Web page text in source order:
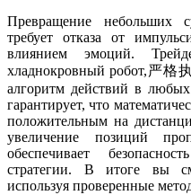
Превращение небольших
требует отказа от
влиянием эмоций.
хладнокровный робот,严格
алгоритм действий в
гарантирует, что
положительным на
увеличение позиций
обеспечивает
стратегии. В итоге вы
используя проверенные